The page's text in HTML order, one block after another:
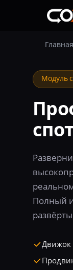
Главная
Модуль
Полный
Движок